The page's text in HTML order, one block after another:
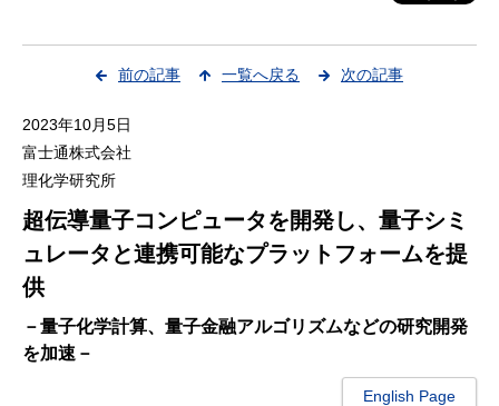
前の記事 一覧へ戻る 次の記事
2023年10月5日
富士通株式会社
理化学研究所
超伝導量子コンピュータを開発し、量子シミ
ュレータと連携可能なプラットフォームを提
供
－量子化学計算、量子金融アルゴリズムなどの研究開発
を加速－
English Page